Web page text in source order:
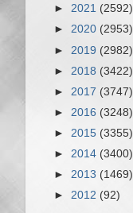
► 2021 (2592)
► 2020 (2953)
► 2019 (2982)
► 2018 (3422)
► 2017 (3747)
► 2016 (3248)
► 2015 (3355)
► 2014 (3400)
► 2013 (1469)
► 2012 (92)